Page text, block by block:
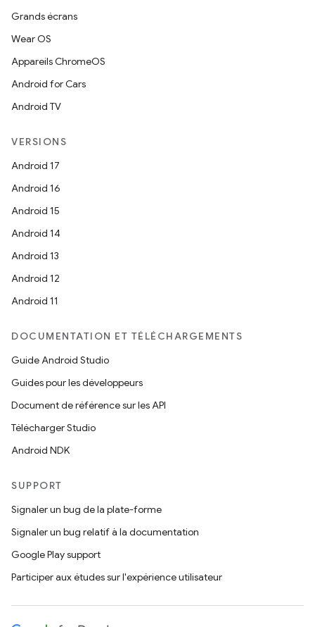
Grands écrans
Wear OS
Appareils ChromeOS
Android for Cars
Android TV
VERSIONS
Android 17
Android 16
Android 15
Android 14
Android 13
Android 12
Android 11
DOCUMENTATION ET TÉLÉCHARGEMENTS
Guide Android Studio
Guides pour les développeurs
Document de référence sur les API
Télécharger Studio
Android NDK
SUPPORT
Signaler un bug de la plate-forme
Signaler un bug relatif à la documentation
Google Play support
Participer aux études sur l'expérience utilisateur